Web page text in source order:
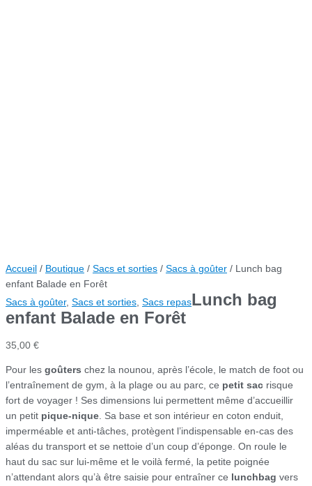
Accueil / Boutique / Sacs et sorties / Sacs à goûter / Lunch bag
enfant Balade en Forêt
Sacs à goûter, Sacs et sorties, Sacs repasLunch bag
enfant Balade en Forêt
35,00 €
Pour les goûters chez la nounou, après l’école, le match de foot ou
l’entraînement de gym, à la plage ou au parc, ce petit sac risque
fort de voyager ! Ses dimensions lui permettent même d’accueillir
un petit pique-nique. Sa base et son intérieur en coton enduit,
imperméable et anti-tâches, protègent l’indispensable en-cas des
aléas du transport et se nettoie d’un coup d’éponge. On roule le
haut du sac sur lui-même et le voilà fermé, la petite poignée
n’attendant alors qu’à être saisie pour entraîner ce lunchbag vers